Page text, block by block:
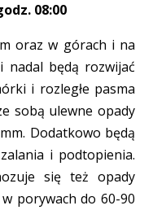
08:00
oraz w górach i na
nadal będą rozwijać
i rozległe pasma
sobą ulewne opady
Dodatkowo będą
i podtopienia.
się też opady
porywach do 60-90